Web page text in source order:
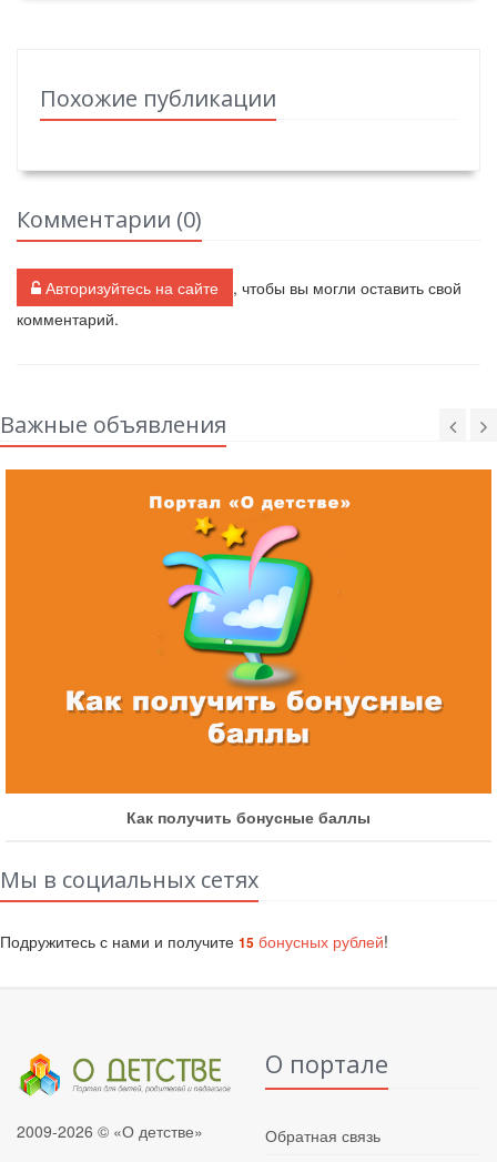
Похожие публикации
Комментарии (0)
Авторизуйтесь на сайте
, чтобы вы могли оставить свой
комментарий.
Важные объявления
Как участвовать в быстрых конкурсах
Мы в социальных сетях
Подружитесь с нами и получите 15 бонусных рублей!
2009-2026 © «О детстве»
О портале
Обратная связь